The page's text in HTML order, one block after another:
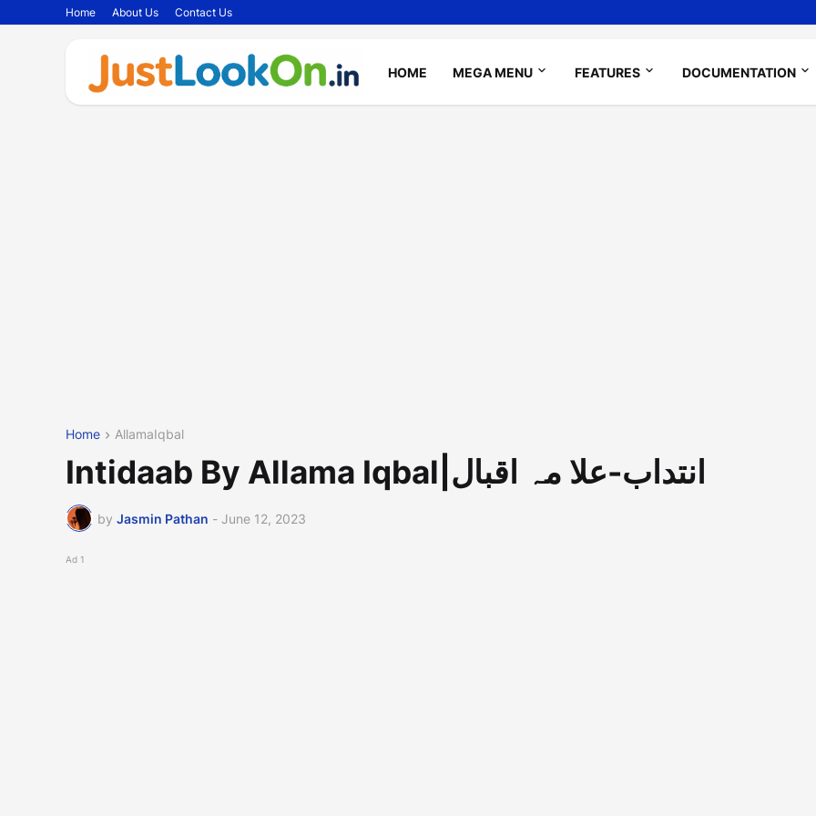
Home About Us Contact Us
HOME MEGA MENU FEATURES DOCUMENTATION
Home AllamaIqbal
Intidaab By Allama Iqbal|انتداب-علا مہ اقبال
by Jasmin Pathan - June 12, 2023
Ad 1